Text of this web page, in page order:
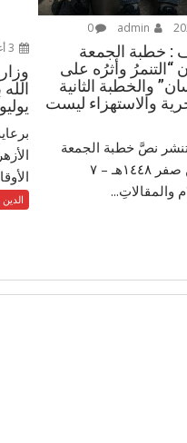
0
: خطبة الجمعة
“التنمرُ وأثرُه على
والخطبة الثانية
والاستهزاء ليست
تنشر نصَّ خطبة الجمعة
الموافق ٢٤ من صفر ١٤٤٨هـ – ‏٧
يوليو ٢٠٢٦م